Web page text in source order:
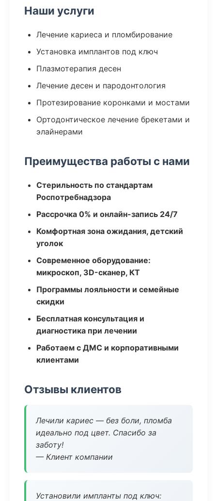
Наши услуги
Лечение кариеса и пломбирование
Установка имплантов под ключ
Плазмотерапия десен
Лечение десен и пародонтология
Протезирование коронками и мостами
Ортодонтическое лечение брекетами и
элайнерами
Преимущества работы с нами
Стерильность по стандартам
Роспотребнадзора
Рассрочка 0% и онлайн-запись 24/7
Комфортная зона ожидания, детский
уголок
Современное оборудование:
микроскоп, 3D-сканер, КТ
Программы лояльности и семейные
скидки
Бесплатная консультация и
диагностика при лечении
Работаем с ДМС и корпоративными
клиентами
Отзывы клиентов
Лечили кариес — без боли, пломба
идеально под цвет. Спасибо за
заботу!
— Клиент компании
Установили импланты под ключ: